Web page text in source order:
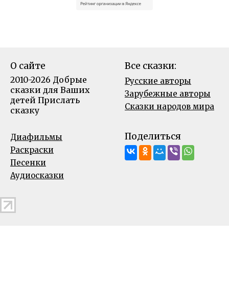
О сайте
2010-2026 Добрые
сказки для Ваших
детей Прислать
сказку
Все сказки:
Русские авторы
Зарубежные авторы
Сказки народов мира
Диафильмы
Раскраски
Песенки
Аудиосказки
Поделиться